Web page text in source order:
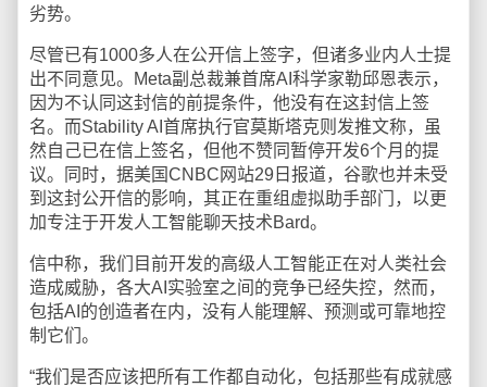
劣势。
尽管已有1000多人在公开信上签字，但诸多业内人士提
出不同意见。Meta副总裁兼首席AI科学家勒邱恩表示，
因为不认同这封信的前提条件，他没有在这封信上签
名。而Stability AI首席执行官莫斯塔克则发推文称，虽
然自己已在信上签名，但他不赞同暂停开发6个月的提
议。同时，据美国CNBC网站29日报道，谷歌也并未受
到这封公开信的影响，其正在重组虚拟助手部门，以更
加专注于开发人工智能聊天技术Bard。
信中称，我们目前开发的高级人工智能正在对人类社会
造成威胁，各大AI实验室之间的竞争已经失控，然而，
包括AI的创造者在内，没有人能理解、预测或可靠地控
制它们。
“我们是否应该把所有工作都自动化，包括那些有成就感